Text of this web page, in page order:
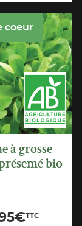
coeur
à grosse
bio
€TTC